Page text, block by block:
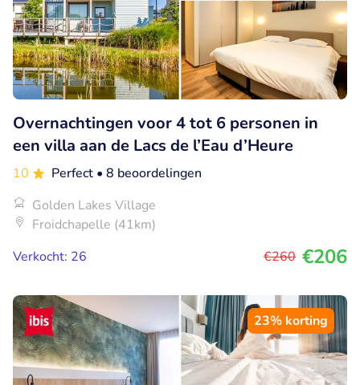
Overnachtingen voor 4 tot 6 personen in
een villa aan de Lacs de l’Eau d’Heure
10 Perfect • 8 beoordelingen
Golden Lakes Village
Froidchapelle (41km)
Verkocht: 26
€260 €206
23% korting